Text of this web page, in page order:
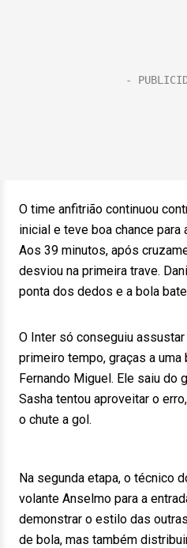
O time anfitrião continuou
inicial e teve boa chance para
Aos 39 minutos, após
desviou na primeira trave.
ponta dos dedos e a bola
O Inter só conseguiu
primeiro tempo, graças a
Fernando Miguel. Ele saiu do
Sasha tentou aproveitar o
o chute a gol.
Na segunda etapa, o técnico
volante Anselmo para a
demonstrar o estilo das
de bola, mas também